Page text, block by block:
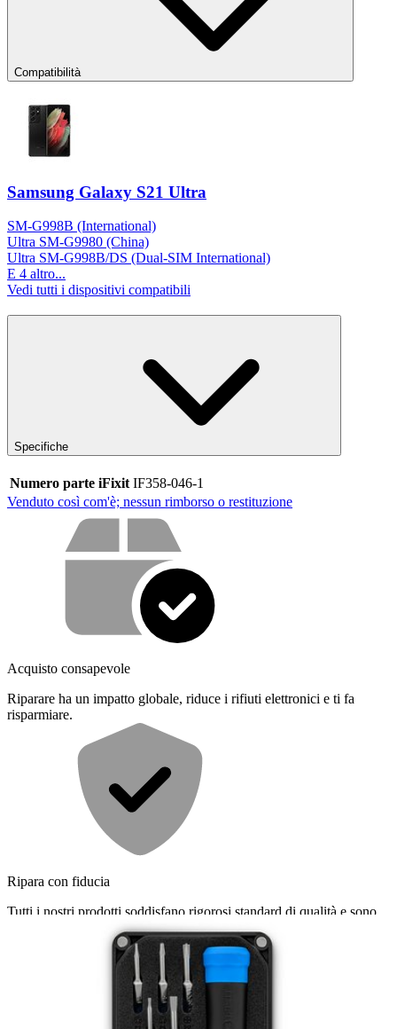
Compatibilità
Samsung Galaxy S21 Ultra
SM-G998B (International)
Ultra SM-G9980 (China)
Ultra SM-G998B/DS (Dual-SIM International)
E 4 altro...
Vedi tutti i dispositivi compatibili
Specifiche
Numero parte iFixit IF358-046-1
Venduto così com'è; nessun rimborso o restituzione
Cosa offriamo con il nostro servizio
Acquisto consapevole
Riparare ha un impatto globale, riduce i rifiuti elettronici e ti fa
risparmiare.
Ripara con fiducia
Tutti i nostri prodotti soddisfano rigorosi standard di qualità e sono
coperti da garanzie leader del settore.